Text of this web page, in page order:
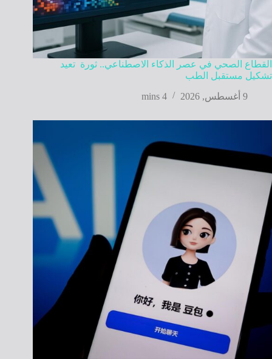
القطاع الصحي في عصر الذكاء الاصطناعي.. ثورة تعيد
تشكيل مستقبل الطب
9 أغسطس, 2026
4 mins